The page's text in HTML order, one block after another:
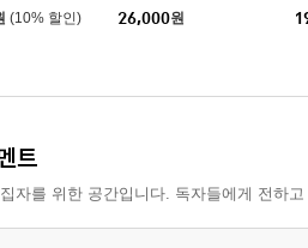
(10% 할인) 26,000원
트
자를 위한 공간입니다. 독자들에게 전하